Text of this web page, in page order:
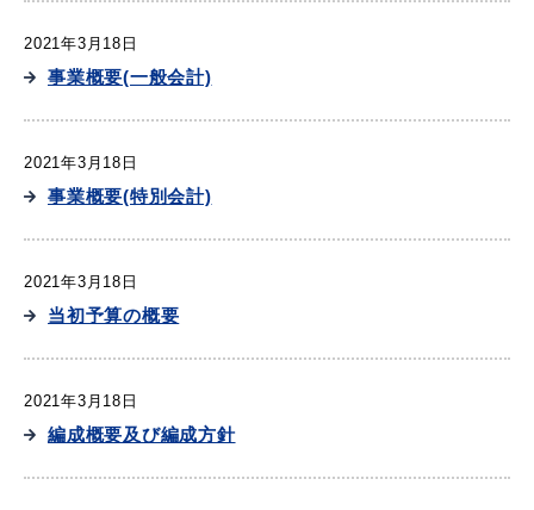
2021年3月18日
事業概要(一般会計)
2021年3月18日
事業概要(特別会計)
2021年3月18日
当初予算の概要
2021年3月18日
編成概要及び編成方針